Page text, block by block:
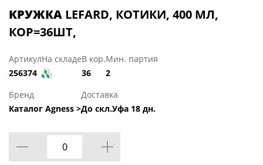
КРУЖКА LEFARD, КОТИКИ, 400 МЛ,
КОР=36ШТ,
Артикул
256374
На складеВ кор.
36
Мин. партия
2
Бренд
Каталог Agness >
Доставка
До скл.Уфа 18 дн.